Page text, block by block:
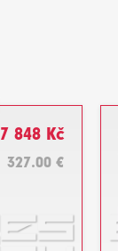
7 848 Kč
327.00 €